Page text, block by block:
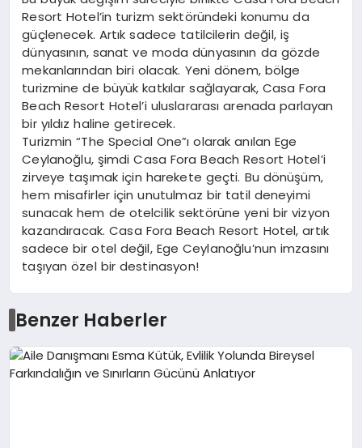
Resort Hotel’in turizm sektöründeki konumu da
güçlenecek. Artık sadece tatilcilerin değil, iş
dünyasının, sanat ve moda dünyasının da gözde
mekanlarından biri olacak. Yeni dönem, bölge
turizmine de büyük katkılar sağlayarak, Casa Fora
Beach Resort Hotel’i uluslararası arenada parlayan
bir yıldız haline getirecek.
Turizmin “The Special One”ı olarak anılan Ege
Ceylanoğlu, şimdi Casa Fora Beach Resort Hotel’i
zirveye taşımak için harekete geçti. Bu dönüşüm,
hem misafirler için unutulmaz bir tatil deneyimi
sunacak hem de otelcilik sektörüne yeni bir vizyon
kazandıracak. Casa Fora Beach Resort Hotel, artık
sadece bir otel değil, Ege Ceylanoğlu’nun imzasını
taşıyan özel bir destinasyon!
Benzer Haberler